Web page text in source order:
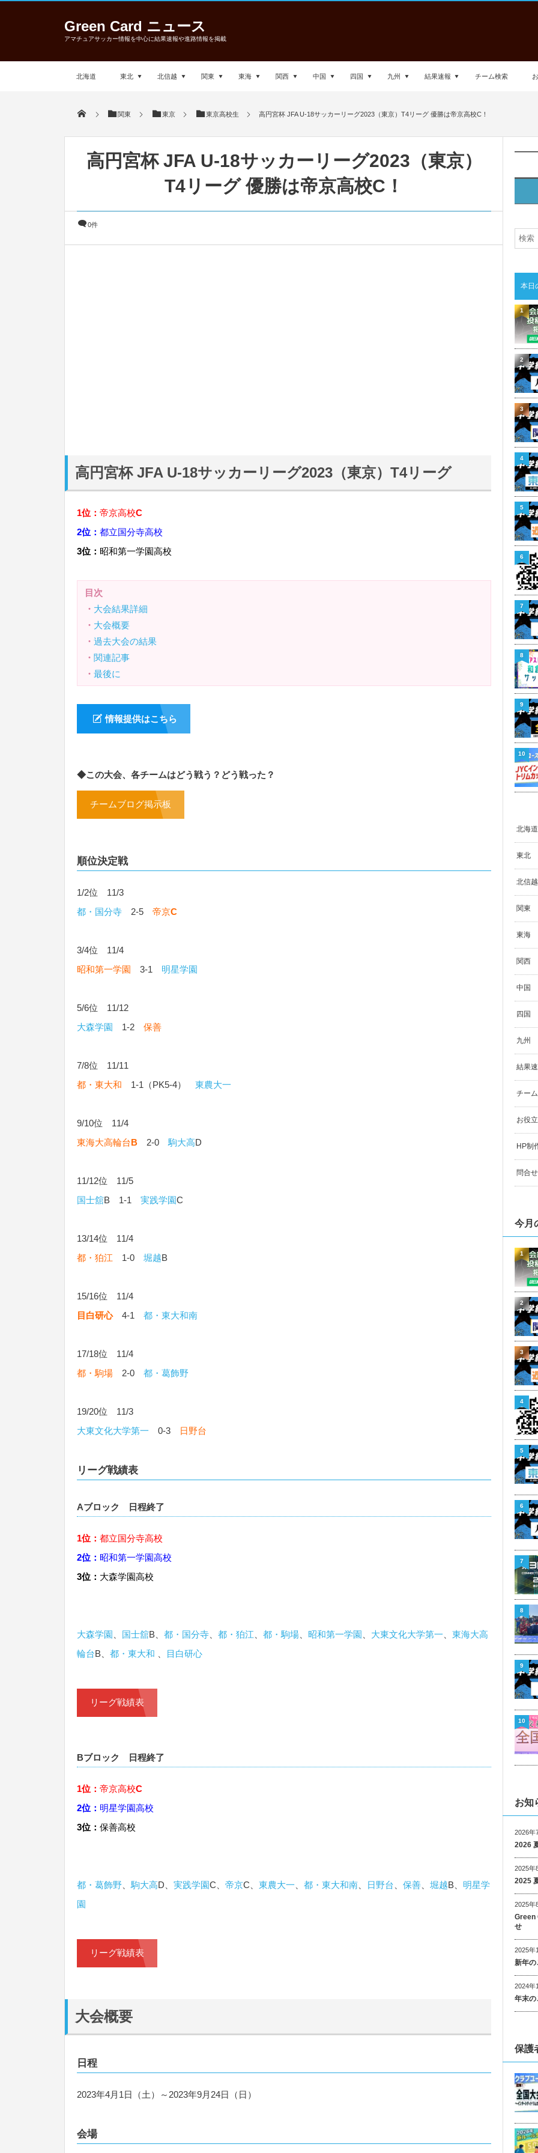
Green Card ニュース
アマチュアサッカー情報を中心に結果速報や進路情報を掲載
北海道 東北 北信越 関東 東海 関西 中国 四国 九州 結果速報 チーム検索
関東 東京 東京高校生 高円宮杯 JFA U-18サッカーリーグ2023（東京）T4リーグ 優勝は帝京高校C！
高円宮杯 JFA U-18サッカーリーグ2023（東京）
T4リーグ 優勝は帝京高校C！
0件
高円宮杯 JFA U-18サッカーリーグ2023（東京）T4リーグ
1位： 帝京高校C
2位： 都立国分寺高校
3位： 昭和第一学園高校
目次
・ 大会結果詳細
・ 大会概要
・ 過去大会の結果
・ 関連記事
・ 最後に
情報提供はこちら
◆この大会、各チームはどう戦う？どう戦った？
チームブログ掲示板
順位決定戦
1/2位 11/3
都・国分寺 2-5 帝京C
3/4位 11/4
昭和第一学園 3-1 明星学園
5/6位 11/12
大森学園 1-2 保善
7/8位 11/11
都・東大和 1-1（PK5-4） 東農大一
9/10位 11/4
東海大高輪台B 2-0 駒大高D
11/12位 11/5
国士舘B 1-1 実践学園C
13/14位 11/4
都・狛江 1-0 堀越B
15/16位 11/4
目白研心4-1 都・東大和南
17/18位 11/4
都・駒場 2-0 都・葛飾野
19/20位 11/3
大東文化大学第一 0-3 日野台
リーグ戦績表
Aブロック 日程終了
1位： 都立国分寺高校
2位： 昭和第一学園高校
3位： 大森学園高校
大森学園 国士舘B、 都・国分寺 都・狛江 都・駒場 昭和第一学園 大東文化大学第一
東海大高
輪台B、 都・東大和 目白研心
リーグ戦績表
Bブロック 日程終了
1位： 帝京高校C
2位： 明星学園高校
3位 ： 保善高校
都・葛飾野 駒大高D、 実践学園C、 帝京C、 東農大一 都・東大和南 日野台 保善 堀越B、 明星学
園
リーグ戦績表
大会概要
日程
2023年4月1日（土）～2023年9月24日（日）
会場
本日
1
2
3
4
5
6
7
8
9
10
北海道
東北
北信越
関東
東海
関西
中国
四国
九州
結果
チー
お役
HP制
問合せ
今月
1
2
3
4
5
6
7
8
9
10
お知
2026年
2026
2025年
2025
2025年
Green
せ
2025年
新年の
2024年
年末の
保護